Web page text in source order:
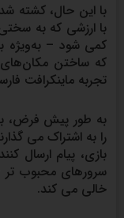
با این حال، کشته
با ارزشی که به
کمی شود – به‌ویژه
که ساختن
تجربه ماینکرافت
به طور پیش فرض،
را به اشتراک می
بازی، پیام ارسال
سرورهای محبوب تر
خالی می کند.